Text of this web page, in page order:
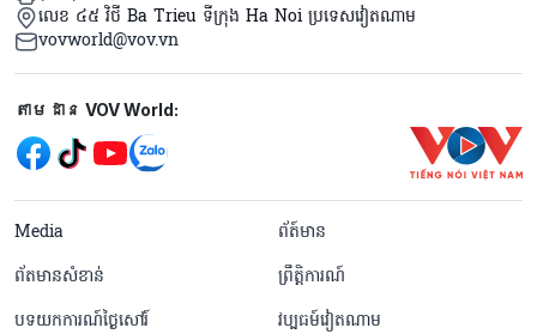
លេខ ៤៥ វិថី Ba Trieu ទីក្រុង Ha Noi ប្រទេសវៀតណាម
vovworld@vov.vn
Mạng xã hội
តាមដាន VOV World:
menu footer tiếng Khmer
Media
ព័ត៍មាន
ព័តមានសំខាន់
ព្រឹត្តិការណ៍
បទយកការណ៍ថ្ងៃសៅរ៍
វប្បធម៍វៀតណាម